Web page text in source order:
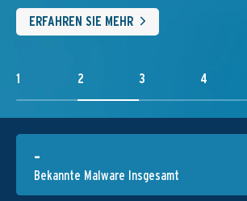
ERFAHREN SIE MEHR
1 2 3 4
-
Bekannte Malware Insgesamt